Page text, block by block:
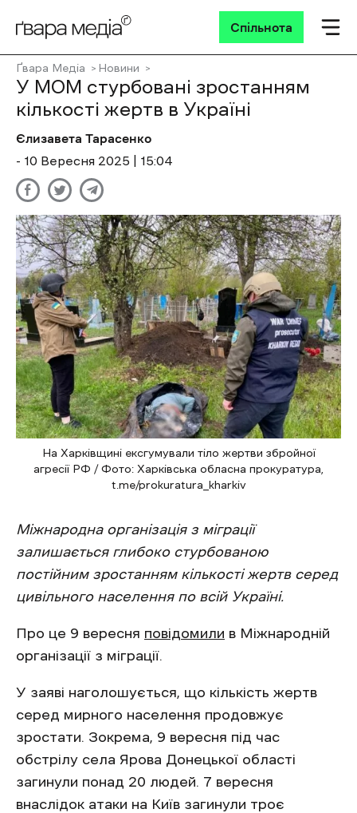
Спільнота
Ґвара Медіа Новини
У МОМ стурбовані зростанням
кількості жертв в Україні
Єлизавета Тарасенко
- 10 Вересня 2025 | 15:04
На Харківщині ексгумували тіло жертви збройної
агресії РФ / Фото: Харківська обласна прокуратура,
t.me/prokuratura_kharkiv
Міжнародна організація з міграції
залишається глибоко стурбованою
постійним зростанням кількості жертв серед
цивільного населення по всій Україні.
Про це 9 вересня повідомили в Міжнародній
організації з міграції.
У заяві наголошується, що кількість жертв
серед мирного населення продовжує
зростати. Зокрема, 9 вересня під час
обстрілу села Ярова Донецької області
загинули понад 20 людей. 7 вересня
внаслідок атаки на Київ загинули троє